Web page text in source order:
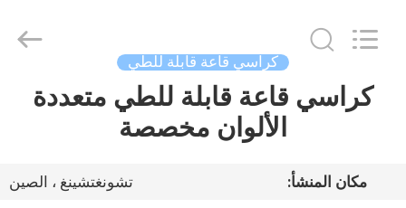
منزل،
منتجات
Commercial
Co.,Ltd.
كراسي قاعة قابلة للطي
كراسي قاعة قابلة للطي متعددة
الألوان مخصصة
مكان المنشأ:
تشونغتشينغ ، الصين